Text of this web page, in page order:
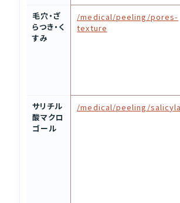
毛穴・ざ
らつき・く
すみ
/medical/peeling/pores-
texture
サリチル
酸マクロ
ゴール
/medical/peeling/